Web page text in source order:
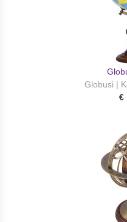
Globusi |
€